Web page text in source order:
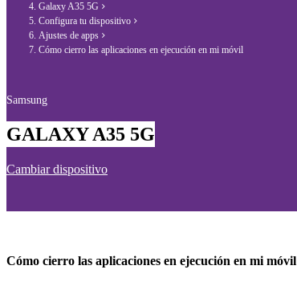
Galaxy A35 5G
Configura tu dispositivo
Ajustes de apps
Cómo cierro las aplicaciones en ejecución en mi móvil
Samsung
GALAXY A35 5G
Cambiar dispositivo
Cómo cierro las aplicaciones en ejecución en mi móvil